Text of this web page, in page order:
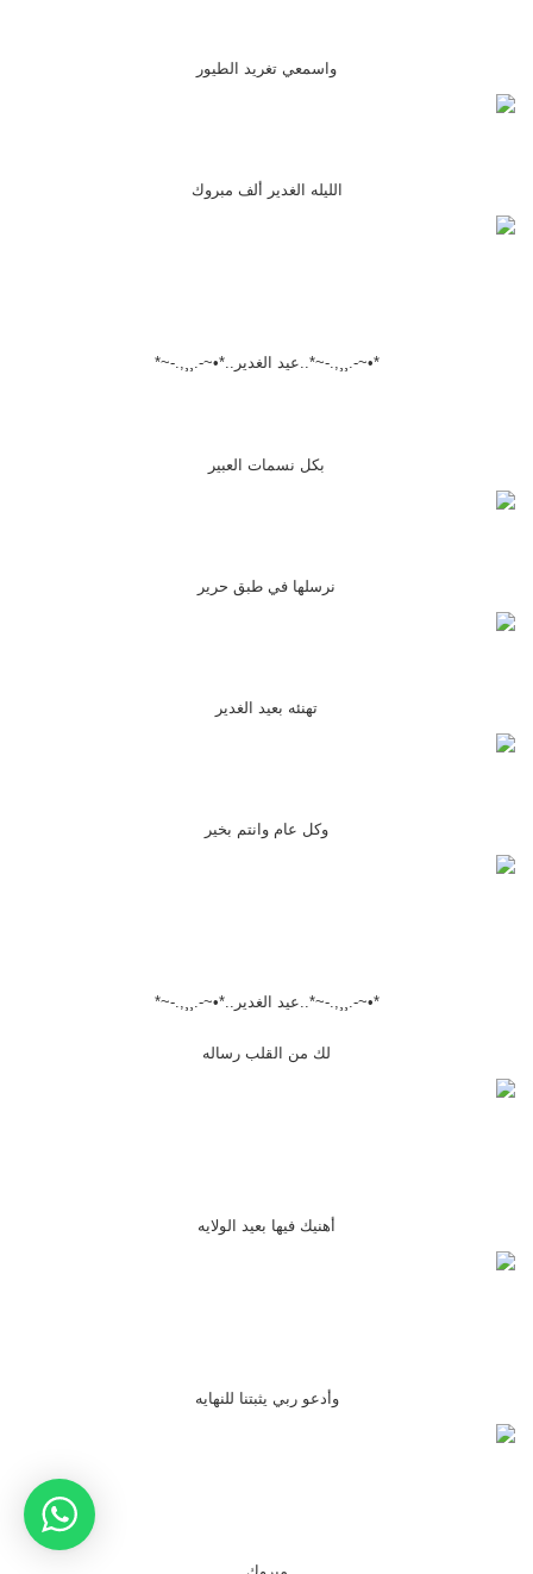
واسمعي تغريد الطيور
الليله الغدير ألف مبروك
*•~-.¸¸,.-~*..عيد الغدير..*•~-.¸¸,.-~*
بكل نسمات العبير
نرسلها في طبق حرير
تهنئه بعيد الغدير
وكل عام وانتم بخير
*•~-.¸¸,.-~*..عيد الغدير..*•~-.¸¸,.-~*
لك من القلب رساله
أهنيك فيها بعيد الولايه
وأدعو ربي يثبتنا للنهايه